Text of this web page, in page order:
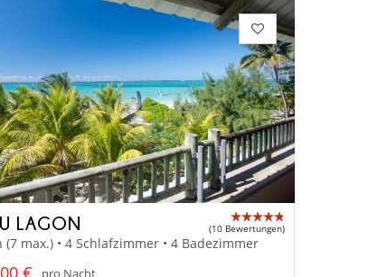
LAGON (10 Bewertungen)
(7 max.) • 4 Schlafzimmer • 4 Badezimmer
€
pro Nacht